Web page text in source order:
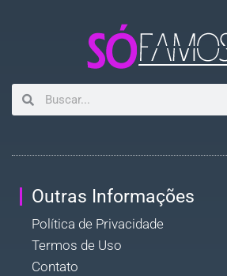
Outras Informações
Política de Privacidade
Termos de Uso
Contato